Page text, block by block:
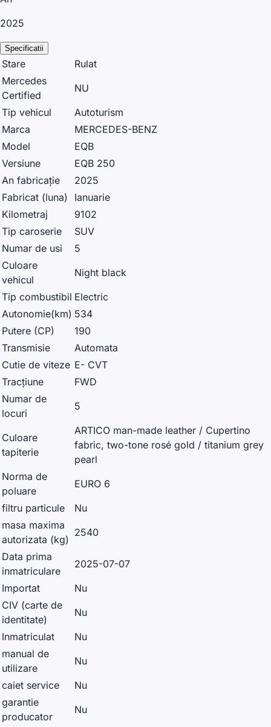
2025
Specificatii
Stare
Rulat
Mercedes
Certified
NU
Tip vehicul
Autoturism
Marca
MERCEDES-BENZ
Model
EQB
Versiune
EQB 250
An fabricație
2025
Fabricat (luna)
Ianuarie
Kilometraj
9102
Tip caroserie
SUV
Numar de usi
5
Culoare
vehicul
Night black
Tip combustibil Electric
Autonomie(km) 534
Putere (CP)
190
Transmisie
Automata
Cutie de viteze E- CVT
Tracțiune
FWD
Numar de
locuri
5
Culoare
tapiterie
ARTICO man-made leather / Cupertino
fabric, two-tone rosé gold / titanium grey
pearl
Norma de
poluare
EURO 6
filtru particule
Nu
masa maxima
autorizata (kg)
2540
Data prima
inmatriculare
2025-07-07
Importat
Nu
CIV (carte de
identitate)
Nu
Inmatriculat
Nu
manual de
utilizare
Nu
caiet service
Nu
garantie
producator
Nu